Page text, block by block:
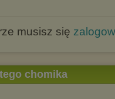
musisz się
chomika